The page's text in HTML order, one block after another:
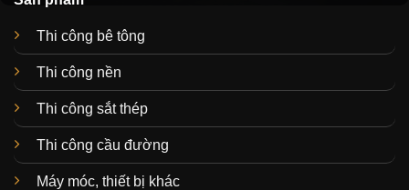
Thi công bê tông
Thi công nền
Thi công sắt thép
Thi công cầu đường
Máy móc, thiết bị khác